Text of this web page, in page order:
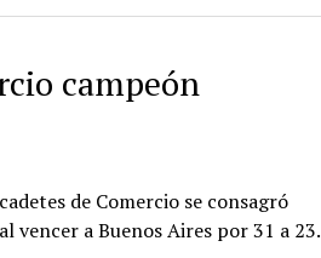
campeón
de Comercio se consagró
vencer a Buenos Aires por 31 a 23.